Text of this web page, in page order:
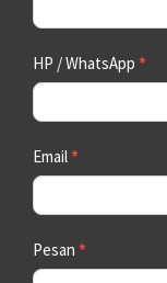
HP / WhatsApp *
Email*
Pesan *